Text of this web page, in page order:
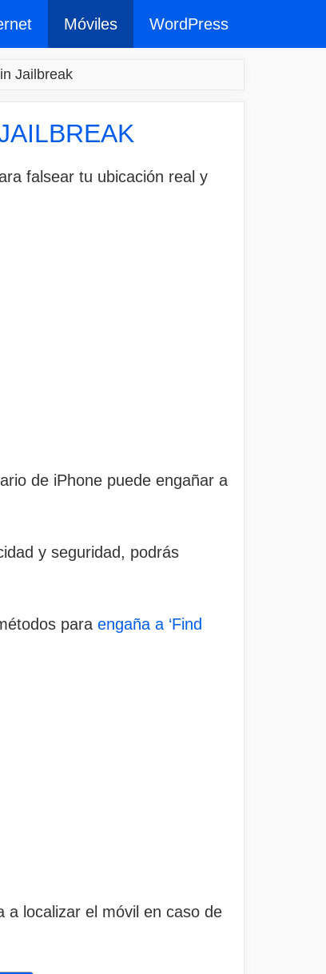
Móviles WordPress
Jailbreak
falsear tu ubicación real y
de iPhone puede engañar a
y seguridad, podrás
para engaña a ‘Find
a localizar el móvil en caso de